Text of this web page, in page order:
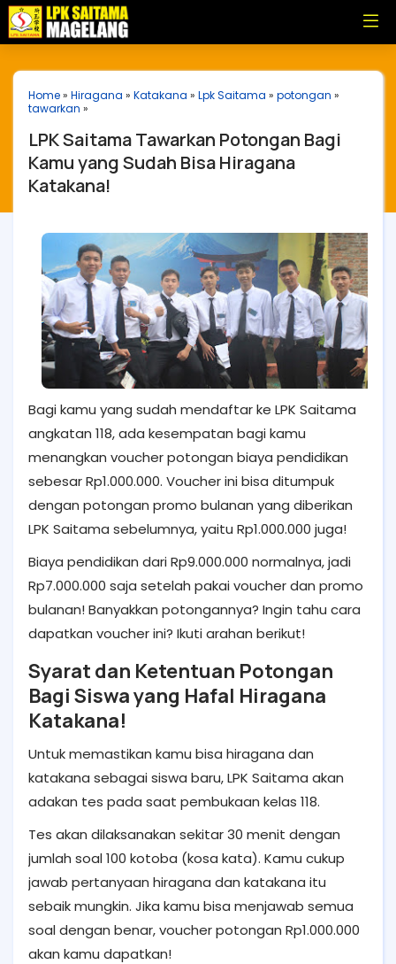
Home» Hiragana » Katakana » Lpk Saitama » potongan »
tawarkan »
LPK Saitama Tawarkan Potongan Bagi
Kamu yang Sudah Bisa Hiragana
Katakana!
Bagi kamu yang sudah mendaftar ke LPK Saitama
angkatan 118, ada kesempatan bagi kamu
menangkan voucher potongan biaya pendidikan
sebesar Rp1.000.000. Voucher ini bisa ditumpuk
dengan potongan promo bulanan yang diberikan
LPK Saitama sebelumnya, yaitu Rp1.000.000 juga!
Biaya pendidikan dari Rp9.000.000 normalnya, jadi
Rp7.000.000 saja setelah pakai voucher dan promo
bulanan! Banyakkan potongannya? Ingin tahu cara
dapatkan voucher ini? Ikuti arahan berikut!
Syarat dan Ketentuan Potongan
Bagi Siswa yang Hafal Hiragana
Katakana!
Untuk memastikan kamu bisa hiragana dan
katakana sebagai siswa baru, LPK Saitama akan
adakan tes pada saat pembukaan kelas 118.
Tes akan dilaksanakan sekitar 30 menit dengan
jumlah soal 100 kotoba (kosa kata). Kamu cukup
jawab pertanyaan hiragana dan katakana itu
sebaik mungkin. Jika kamu bisa menjawab semua
soal dengan benar, voucher potongan Rp1.000.000
akan kamu dapatkan!